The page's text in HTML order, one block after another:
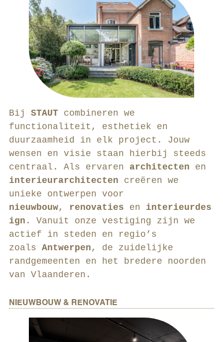
Bij STAUT combineren we
functionaliteit, esthetiek en
duurzaamheid in elk project. Jouw
wensen en visie staan hierbij steeds
centraal. Als ervaren architecten en
interieurarchitecten creëren we
unieke ontwerpen voor
nieuwbouw, renovaties en interieurdes
ign . Vanuit onze vestiging zijn we
actief in steden en regio’s
zoals Antwerpen , de zuidelijke
randgemeenten en het bredere noorden
van Vlaanderen.
NIEUWBOUW & RENOVATIE